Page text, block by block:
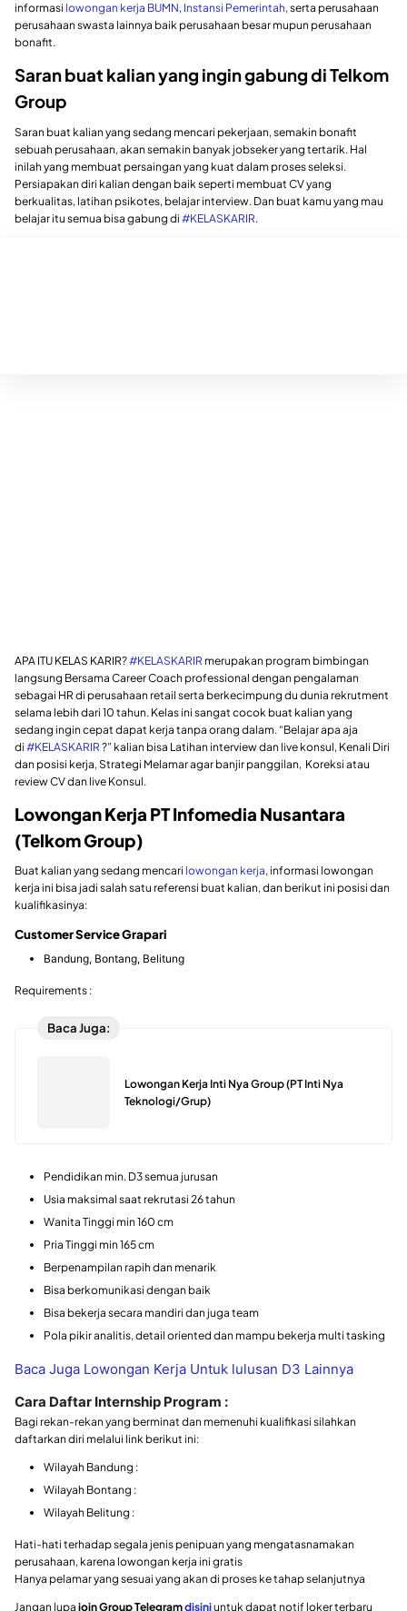
informasi lowongan kerja BUMN, Instansi Pemerintah, serta perusahaan
perusahaan swasta lainnya baik perusahaan besar mupun perusahaan
bonafit.
Saran buat kalian yang ingin gabung di Telkom
Group
Saran buat kalian yang sedang mencari pekerjaan, semakin bonafit
sebuah perusahaan, akan semakin banyak jobseker yang tertarik. Hal
inilah yang membuat persaingan yang kuat dalam proses seleksi.
Persiapakan diri kalian dengan baik seperti membuat CV yang
berkualitas, latihan psikotes, belajar interview. Dan buat kamu yang mau
belajar itu semua bisa gabung di #KELASKARIR.
APA ITU KELAS KARIR?#KELASKARIR merupakan program bimbingan
langsung Bersama Career Coach professional dengan pengalaman
sebagai HR di perusahaan retail serta berkecimpung du dunia rekrutment
selama lebih dari 10 tahun. Kelas ini sangat cocok buat kalian yang
sedang ingin cepat dapat kerja tanpa orang dalam. “Belajar apa aja
di #KELASKARIR ?” kalian bisa Latihan interview dan live konsul, Kenali Diri
dan posisi kerja, Strategi Melamar agar banjir panggilan, Koreksi atau
review CV dan live Konsul.
Lowongan Kerja PT Infomedia Nusantara
(Telkom Group)
Buat kalian yang sedang mencari lowongan kerja, informasi lowongan
kerja ini bisa jadi salah satu referensi buat kalian, dan berikut ini posisi dan
kualifikasinya:
Customer ServiceGrapari
Bandung, Bontang, Belitung
Requirements :
Baca Juga:
Lowongan Kerja Inti Nya Group (PT Inti Nya
Teknologi/Grup)
Pendidikan min. D3 semua jurusan
Usia maksimal saat rekrutasi 26 tahun
Wanita Tinggi min 160 cm
Pria Tinggi min 165 cm
Berpenampilan rapih dan menarik
Bisa berkomunikasi dengan baik
Bisa bekerja secara mandiri dan juga team
Pola pikir analitis, detail oriented dan mampu bekerja multi tasking
Baca Juga Lowongan Kerja Untuk lulusan D3 Lainnya
Cara Daftar Internship Program :
Bagi rekan-rekan yang berminat dan memenuhi kualifikasi silahkan
daftarkan diri melalui link berikut ini:
Wilayah Bandung :
Wilayah Bontang :
Wilayah Belitung :
Hati-hati terhadap segala jenis penipuan yang mengatasnamakan
perusahaan, karena lowongan kerja ini gratis
Hanya pelamar yang sesuai yang akan di proses ke tahap selanjutnya
Jangan lupa join Group Telegramdisiniuntuk dapat notif loker terbaru